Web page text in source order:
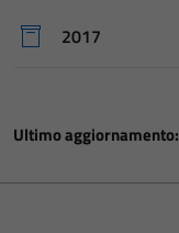
2017
Ultimo aggiornamento: